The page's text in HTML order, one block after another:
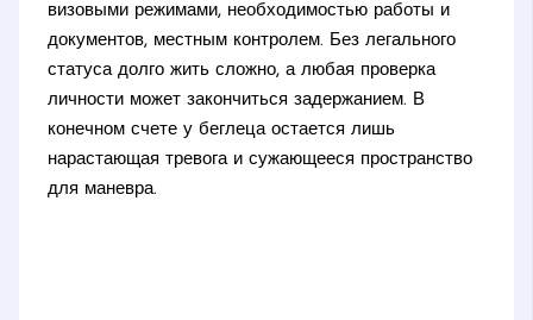
визовыми режимами, необходимостью работы и
документов, местным контролем. Без легального
статуса долго жить сложно, а любая проверка
личности может закончиться задержанием. В
конечном счете у беглеца остается лишь
нарастающая тревога и сужающееся пространство
для маневра.